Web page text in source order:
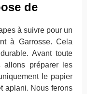
de
à suivre pour un
à Garrosse. Cela
Avant toute
allons préparer les
le papier
aplani. Nous ferons